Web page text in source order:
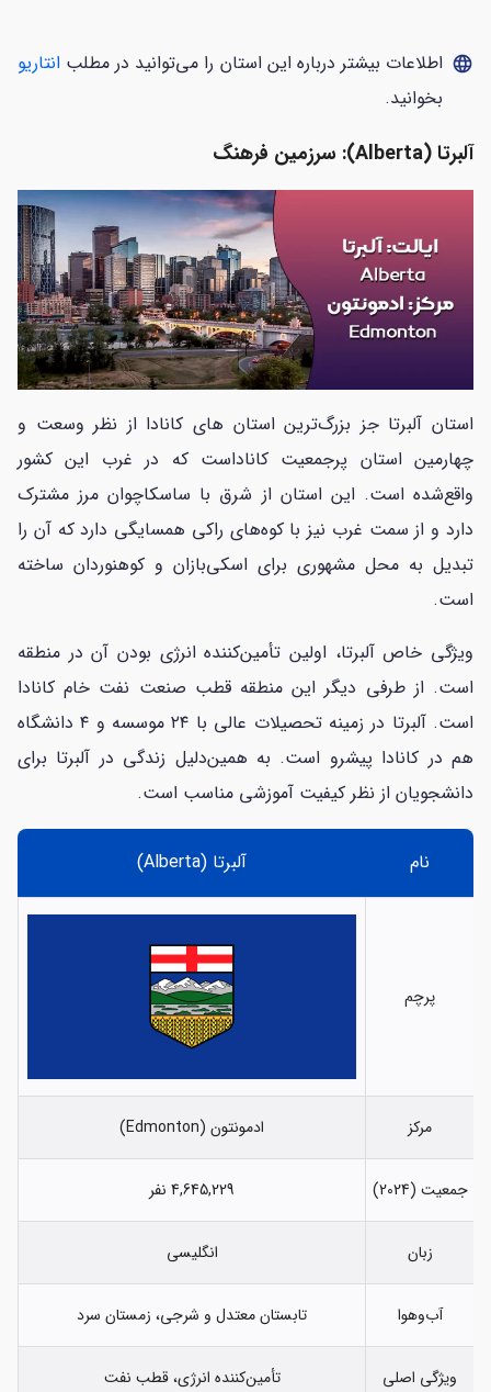
language اطلاعات بیشتر درباره این استان را می‌توانید در مطلب انتاریو
بخوانید.
آلبرتا (Alberta): سرزمین فرهنگ
استان آلبرتا جز بزرگ‌ترین استان‌ های کانادا از نظر وسعت و
چهارمین استان پرجمعیت کاناداست که در غرب این کشور
واقع‌شده است. این استان از شرق با ساسکاچوان مرز مشترک
دارد و از سمت غرب نیز با کوه‌های راکی همسایگی دارد که آن را
تبدیل به محل مشهوری برای اسکی‌بازان و کوهنوردان ساخته
است.
ویژگی خاص آلبرتا، اولین تأمین‌کننده انرژی بودن آن در منطقه
است. از طرفی دیگر این منطقه قطب صنعت نفت خام کانادا
است. آلبرتا در زمینه تحصیلات عالی با ۲۴ موسسه و ۴ دانشگاه
هم در کانادا پیشرو است. به همین‌دلیل زندگی در آلبرتا برای
دانشجویان از نظر کیفیت آموزشی مناسب است.
نام آلبرتا (Alberta)
پرچم
مرکز ادمونتون (Edmonton)
جمعیت (2024) 4,645,229 نفر
زبان انگلیسی
آب‌وهوا تابستان معتدل و شرجی، زمستان سرد
ویژگی اصلی تأمین‌کننده انرژی، قطب نفت